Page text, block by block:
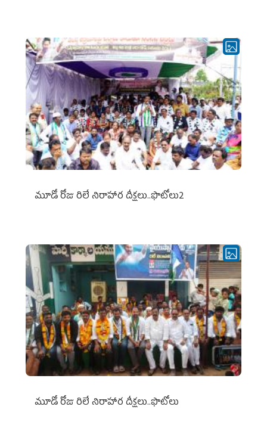
మూడో రోజు రిలే నిరాహార దీక్షలు..ఫొటోలు2
మూడో రోజు రిలే నిరాహార దీక్షలు..ఫొటోలు